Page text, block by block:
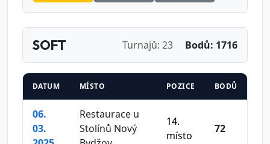
SOFT Turnajů: 23 Bodů: 1716
DATUM MÍSTO POZICE BODŮ
06.
03.
Restaurace u
Stolínů Nový
14.
místo
72